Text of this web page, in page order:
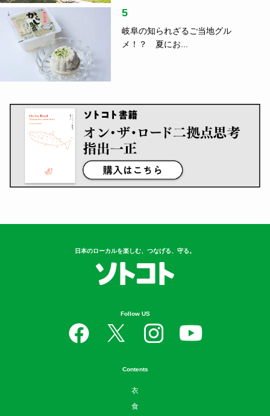
5
岐阜の知られざるご当地グル
メ！？ 夏にお...
日本のローカルを楽しむ、つなげる、守る。
Follow US
Contents
衣
食